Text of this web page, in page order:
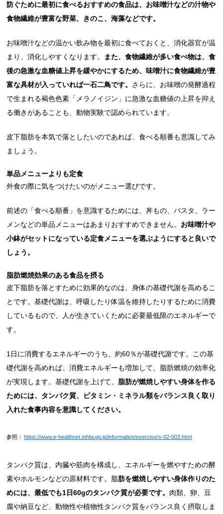
防ぐために最初に食べるおすすめの食品は、お味噌汁などの汁物や
食物繊維が豊富な野菜、きのこ、海藻などです。
お味噌汁などの温かい飲み物を最初に食べておくと、消化器官が温
まり、消化しやすくなります。 また、食物繊維が多い食べ物は、食
後の急激な血糖値上昇を緩やかにするため、味噌汁に食物繊維が豊
富な具材が入っていれば一石二鳥です。 さらに、お味噌の発酵過程
で生まれる褐色色素「メラノイジン」に急激な血糖値の上昇を抑え
る働きがあることも、動物実験で認められています。
皮下脂肪を本気で落としたいのであれば、食べる順番も意識してみ
ましょう。
単品メニューよりも定食
外食の際に気をつけたいのがメニュー選びです。
前述の「食べる順番」を意識するためには、丼もの、パスタ、ラー
メンなどの単品メニューはあまりおすすめできません。 お味噌汁や
小鉢がセットになっている定食メニューを選ぶようにすると良いで
しょう。
脂肪燃焼効果のある食品を摂る
皮下脂肪を落とすために効果的なのは、身体の基礎代謝を高めるこ
とです。基礎代謝は、呼吸したり体温を維持したりするために消費
しているもので、人が生きていくために必要最低限のエネルギーで
す。
1日に消費するエネルギーのうち、約60％が基礎代謝です。この基
礎代謝を高めれば、消費エネルギーも増加して、脂肪燃焼の効率化
が実現します。基礎代謝を上げて、 脂肪が燃焼しやすい身体を作る
ためには、タンパク質、ビタミン・ミネラル類をバランス良く取り
入れた食事内容を意識してください。
参照： https://www.e-healthnet.mhlw.go.jp/information/exercise/s-02-003.html
タンパク質は、内臓や筋肉を構成し、エネルギーを燃やすための酵
素やホルモンなどの原材料です。脂肪を燃焼しやすい身体作りのた
めには、最低でも1日60gのタンパク質が必要です。 肉類、卵、豆
腐や納豆など、動物性や植物性タンパク質をバランス良く摂取しま